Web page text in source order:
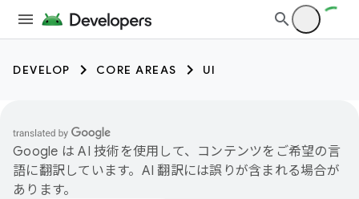
DEVELOP CORE AREAS UI
Google は AI 技術を使用して、コンテンツをご希望の言
語に翻訳しています。AI 翻訳には誤りが含まれる場合が
あります。